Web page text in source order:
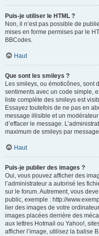
Puis-je utiliser le HTML ?
Non, il n’est pas possible de
mises en forme permises par le
BBCodes.
Haut
Que sont les smileys ?
Les smileys, ou émoticônes, sont
sentiments avec un code simple,
liste complète des smileys est
Essayez toutefois de ne pas en
message illisible et un
d’effacer le message.
maximum de smileys par
Haut
Puis-je publier des images ?
Oui, vous pouvez afficher des
l’administrateur a autorisé les
sur le forum. Autrement, vous
public, exemple : http://
lier des images de votre
images placées derrière des
aux lettres Hotmail ou Yahoo!,
afficher l’image, utilisez la balise